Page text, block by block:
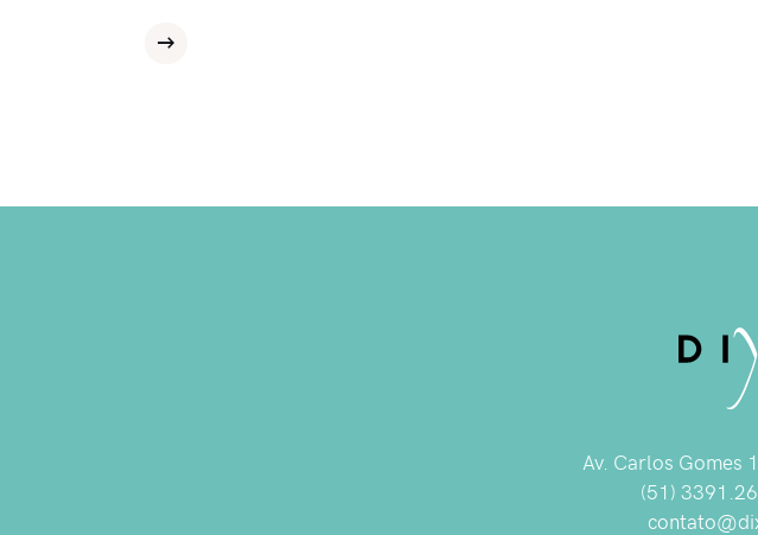
Av. Carlos Gomes
(51)